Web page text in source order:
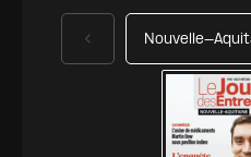
Précédent